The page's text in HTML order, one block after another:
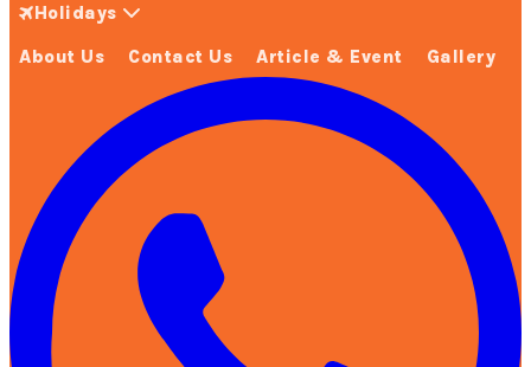
Holidays
About Us Contact Us Article & Event Gallery